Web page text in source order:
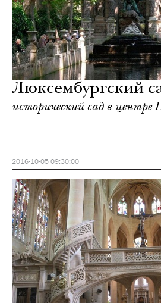
Люксембургский
исторический сад в
2016-10-05 09:30:00